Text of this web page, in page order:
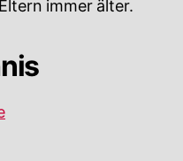
immer älter.